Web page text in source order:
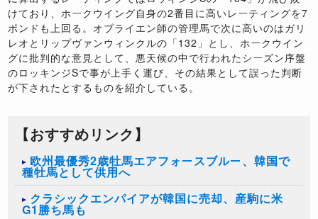
けており、ホークウイング自身の2番目に高いレーティングを7
ポンドも上回る。オブライエン師の管理馬で次に高いのはガリ
レオとリップヴァンウィンクルの「132」とし、ホークウイン
グに批判的な意見として、悪天候の中で行われたシーズン序盤
のロッキンジSで事が上手く運び、その結果として誤った判断
が下されたとするものを紹介している。
【おすすめリンク】
欧州最優秀2歳牡馬エアフォースブルー、韓国で
種牡馬として供用へ
クラシックエンパイアが韓国に売却、産駒に米
G1勝ち馬も